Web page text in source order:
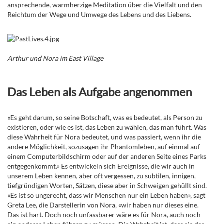
ansprechende, warmherzige Meditation über die Vielfalt und den
Reichtum der Wege und Umwege des Lebens und des Liebens.
Arthur und Nora im East Village
Das Leben als Aufgabe angenommen
«Es geht darum, so seine Botschaft, was es bedeutet, als Person zu
existieren, oder wie es ist, das Leben zu wählen, das man führt. Was
diese Wahrheit für Nora bedeutet, und was passiert, wenn ihr die
andere Möglichkeit, sozusagen ihr Phantomleben, auf einmal auf
einem Computerbildschirm oder auf der anderen Seite eines Parks
entgegenkommt.» Es entwickeln sich Ereignisse, die wir auch in
unserem Leben kennen, aber oft vergessen, zu subtilen, innigen,
tiefgründigen Worten, Sätzen, diese aber in Schweigen gehüllt sind.
«Es ist so ungerecht, dass wir Menschen nur ein Leben haben», sagt
Greta Lee, die Darstellerin von Nora, «wir haben nur dieses eine.
Das ist hart. Doch noch unfassbarer wäre es für Nora, auch noch